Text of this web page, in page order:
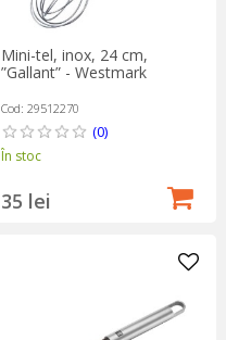
Mini-tel, inox, 24 cm,
”Gallant” - Westmark
Cod: 29512270
(0)
În stoc
35 lei